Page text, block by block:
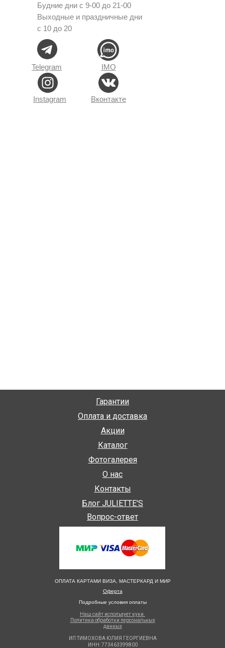
Будние дни с 9-00 до 21-00
Выходные и праздничные дни
с 10 до 20
Telegram
Вконтакте
Instagram
IMO
ОПЛАТА КАРТАМИ ВИЗА, МАСТЕРКАРД И МИР
Оферта
Подробные условия оплаты
Гарантии
Оплата и доставка
Акции
Каталог
О нас
Наш сайт использует куки.
Политика обработки персональных
данных
Контакты
Блог JULIETTE'S
Фотогалерея
ИП ТИМОХОВА ЮЛИЯ ГЕОРГИЕВНА
ИНН: 773463399800
Вопрос-ответ